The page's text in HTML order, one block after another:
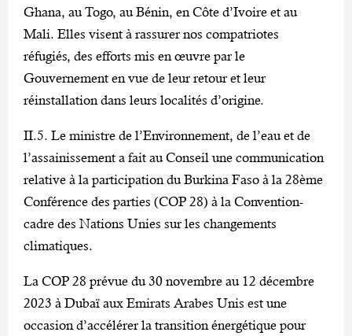
Ghana, au Togo, au Bénin, en Côte d’Ivoire et au
Mali. Elles visent à rassurer nos compatriotes
réfugiés, des efforts mis en œuvre par le
Gouvernement en vue de leur retour et leur
réinstallation dans leurs localités d’origine.
II.5. Le ministre de l’Environnement, de l’eau et de
l’assainissement a fait au Conseil une communication
relative à la participation du Burkina Faso à la 28ème
Conférence des parties (COP 28) à la Convention-
cadre des Nations Unies sur les changements
climatiques.
La COP 28 prévue du 30 novembre au 12 décembre
2023 à Dubaï aux Emirats Arabes Unis est une
occasion d’accélérer la transition énergétique pour